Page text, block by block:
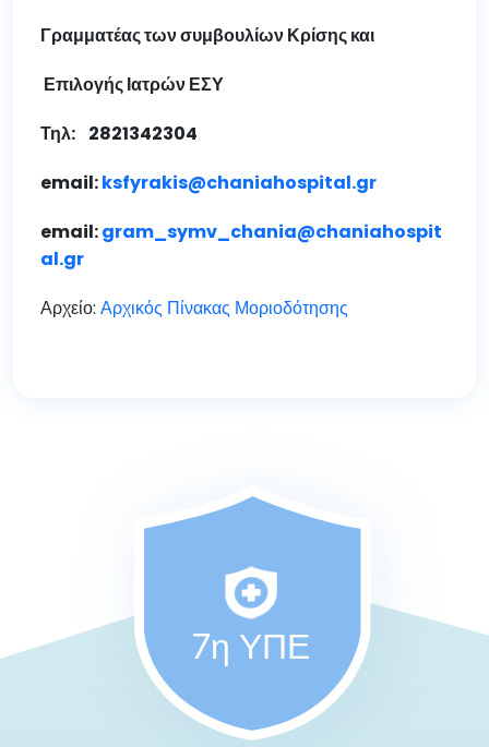
Γραμματέας των συμβουλίων Κρίσης και
Επιλογής Ιατρών ΕΣΥ
Τηλ: 2821342304
email:ksfyrakis@chaniahospital.gr
email:gram_symv_chania@chaniahospit
al.gr
Αρχείο: Αρχικός Πίνακας Μοριοδότησης
7η ΥΠΕ